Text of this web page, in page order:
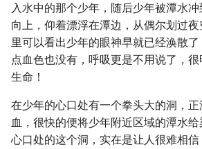
入水中的那个少年，随后少年被潭水
向上，仰着漂浮在潭边，从偶尔划过
里可以看出少年的眼神早就已经涣散
点血色也没有，呼吸更是不用说了，
生命！
在少年的心口处有一个拳头大的洞，
血，很快的便将少年附近区域的潭水
心口处的这个洞，实在是让人很难相